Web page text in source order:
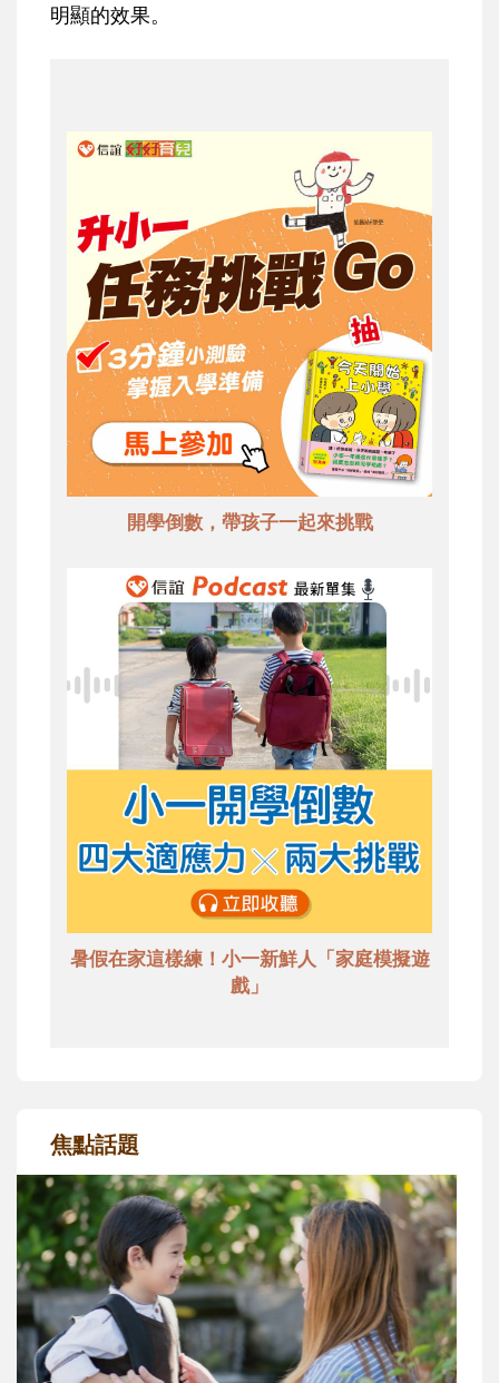
明顯的效果。
開學倒數，帶孩子一起來挑戰
暑假在家這樣練！小一新鮮人「家庭模擬遊
戲」
焦點話題